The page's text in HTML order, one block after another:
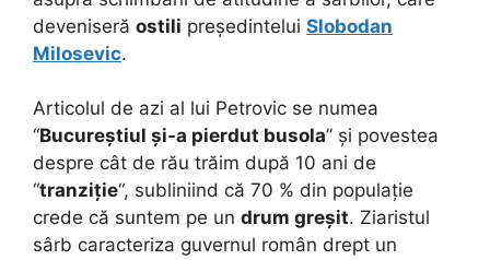
deveniseră ostili președintelui Slobodan
Milosevic.
Articolul de azi al lui Petrovic se numea
“Bucureștiul și-a pierdut busola” și povestea
despre cât de rău trăim după 10 ani de
“tranziție“, subliniind că 70 % din populație
crede că suntem pe un drum greșit. Ziaristul
sârb caracteriza guvernul român drept un